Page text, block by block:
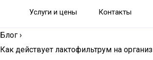
Услуги и цены Контакты
Блог ›
Как действует лактофильтрум на